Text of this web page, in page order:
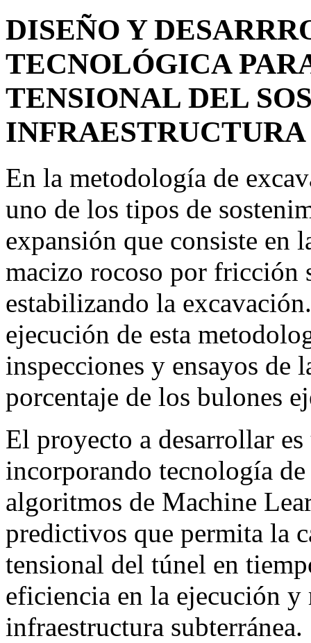
DISEÑO Y
TECNOLÓGICA
TENSIONAL DEL
En la metodología de
uno de los tipos de
expansión que consiste en
macizo rocoso por fricción
estabilizando la
ejecución de esta
inspecciones y ensayos de
porcentaje de los bulones
El proyecto a desarrollar
incorporando tecnología
algoritmos de Machine
predictivos que permita la
tensional del túnel en
eficiencia en la ejecución
infraestructura subterránea.